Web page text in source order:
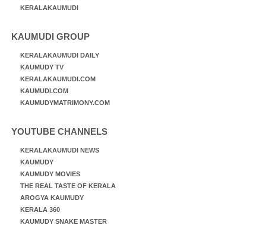
KERALAKAUMUDI
KAUMUDI GROUP
KERALAKAUMUDI DAILY
KAUMUDY TV
KERALAKAUMUDI.COM
KAUMUDI.COM
KAUMUDYMATRIMONY.COM
YOUTUBE CHANNELS
KERALAKAUMUDI NEWS
KAUMUDY
KAUMUDY MOVIES
THE REAL TASTE OF KERALA
AROGYA KAUMUDY
KERALA 360
KAUMUDY SNAKE MASTER